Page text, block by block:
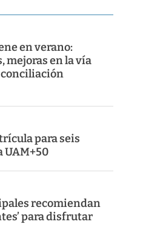
en verano:
mejoras en la vía
conciliación
para seis
UAM+50
recomiendan
para disfrutar